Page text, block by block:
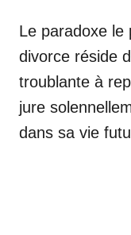
Le paradoxe le
divorce réside
troublante à
jure
dans sa vie